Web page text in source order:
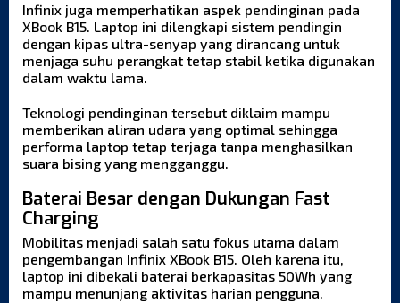
Infinix juga memperhatikan aspek pendinginan pada
XBook B15. Laptop ini dilengkapi sistem pendingin
dengan kipas ultra-senyap yang dirancang untuk
menjaga suhu perangkat tetap stabil ketika digunakan
dalam waktu lama.
Teknologi pendinginan tersebut diklaim mampu
memberikan aliran udara yang optimal sehingga
performa laptop tetap terjaga tanpa menghasilkan
suara bising yang mengganggu.
Baterai Besar dengan Dukungan Fast
Charging
Mobilitas menjadi salah satu fokus utama dalam
pengembangan Infinix XBook B15. Oleh karena itu,
laptop ini dibekali baterai berkapasitas 50Wh yang
mampu menunjang aktivitas harian pengguna.